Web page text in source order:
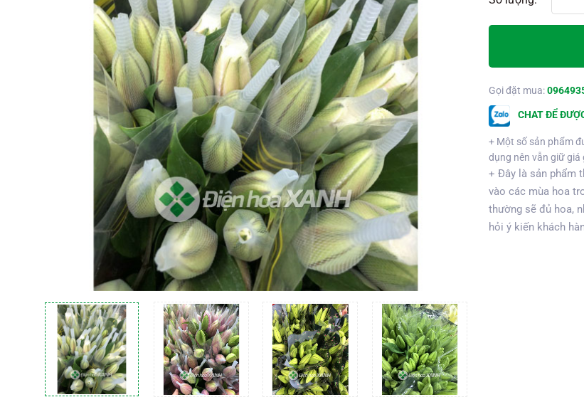
Gọi đặt mua:
CHAT ĐỂ
+ Một số sản phẩm
dụng nên vẫn giữ giá
+ Đây là sản phẩm
vào các mùa hoa
thường sẽ đủ hoa,
hỏi ý kiến khách